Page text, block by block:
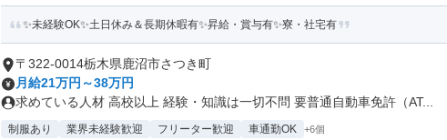
✨未経験OK✨土日休み＆長期休暇有✨昇給・賞与有✨寮・社宅有
〒322-0014栃木県鹿沼市さつき町
月給21万円～38万円
求めている人材 高校以上 経験・知識は一切不問 要普通自動車免許（AT...
制服あり 業界未経験歓迎 フリーター歓迎 車通勤OK +6個